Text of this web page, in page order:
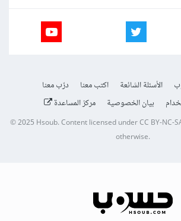
الأسئلة الشائعة اكتب معنا
درّب معنا
بيان الخصوصية مركز المساعدة
© 2025Hsoub.Content licensed underCC BY-NC-
otherwise.